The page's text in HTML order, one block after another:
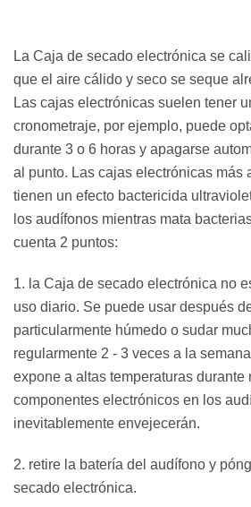
La Caja de secado electrónica se
que el aire cálido y seco se seque
Las cajas electrónicas suelen tener
cronometraje, por ejemplo, puede
durante 3 o 6 horas y apagarse
al punto. Las cajas electrónicas más
tienen un efecto bactericida
los audífonos mientras mata
cuenta 2 puntos:
1. la Caja de secado electrónica no
uso diario. Se puede usar después
particularmente húmedo o sudar
regularmente 2 - 3 veces a la
expone a altas temperaturas durante
componentes electrónicos en los
inevitablemente envejecerán.
2. retire la batería del audífono y
secado electrónica.